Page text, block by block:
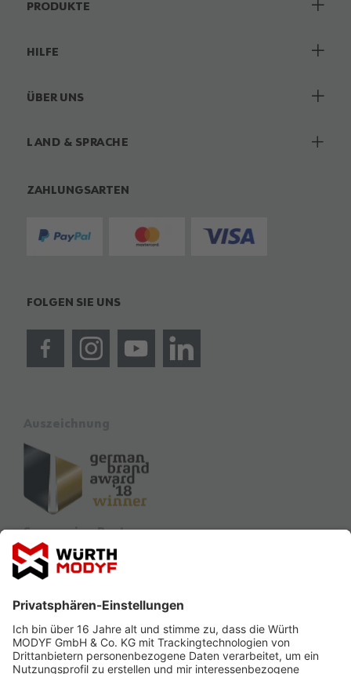
PRODUKTE
HILFE
ÜBER UNS
LAND & SPRACHE
ZAHLUNGSARTEN
FOLGEN SIE UNS
Sponsoring Partner
Ausbildung